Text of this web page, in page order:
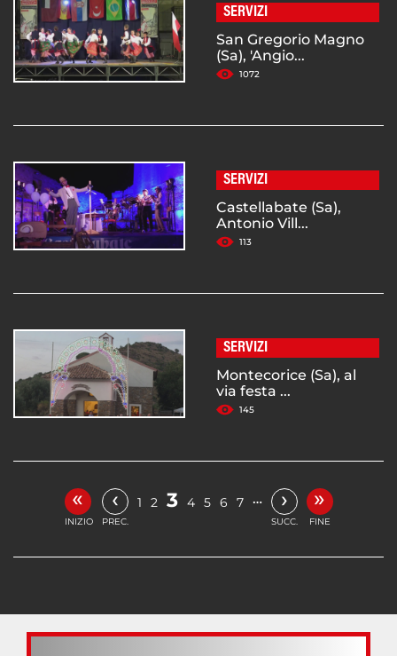
SERVIZI
San Gregorio Magno
(Sa), 'Angio...
1072
SERVIZI
Castellabate (Sa),
Antonio Vill...
113
SERVIZI
Montecorice (Sa), al
via festa ...
145
«
INIZIO
‹
PREC.
1 2 3 4 5 6 7 … ›
SUCC.
»
FINE